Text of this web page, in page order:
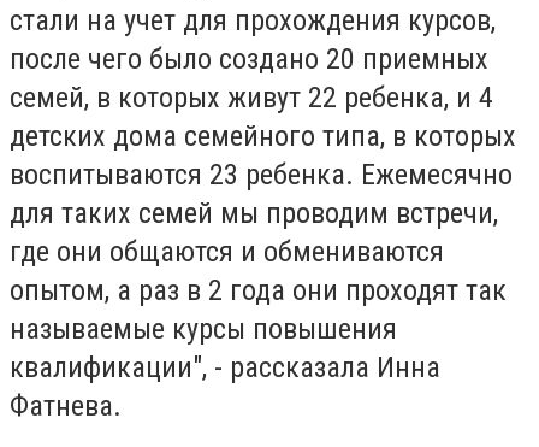
стали на учет для прохождения курсов,
после чего было создано 20 приемных
семей, в которых живут 22 ребенка, и 4
детских дома семейного типа, в которых
воспитываются 23 ребенка. Ежемесячно
для таких семей мы проводим встречи,
где они общаются и обмениваются
опытом, а раз в 2 года они проходят так
называемые курсы повышения
квалификации", - рассказала Инна
Фатнева.